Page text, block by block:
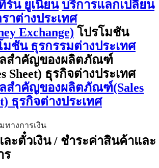
ทิร์น ยูเนี่ยน บริการแลกเปลี่ยน
ราต่างประเทศ
Exchange) โปรโมชัน
มชัน ธุรกรรมต่างประเทศ
สำคัญของผลิตภัณฑ์
Sheet) ธุรกิจต่างประเทศ
สำคัญของผลิตภัณฑ์(Sales
ธุรกิจต่างประเทศ
ทางการเงิน
ละตั๋วเงิน / ชำระค่าสินค้าและ
ร